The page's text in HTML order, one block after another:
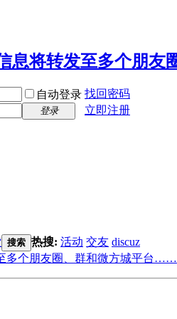
自动登录 找回密码
登录 立即注册
搜索 热搜: 活动 交友 discuz
多个朋友圈、群和微方城平台……